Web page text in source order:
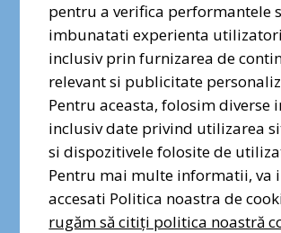
coridorului sporește valoarea
transformând-o într-una dintre cele
autentice zone de recreere și
din București
Dragi prieteni ai naturii
vocea voastră contează.
și distribuiți petiția
protecția Pădurii
Semnez pentru Pădurea
Băneasa
pentru a verifica performantele
imbunatati experienta
inclusiv prin furnizarea de
relevant si publicitate
Pentru aceasta, folosim diverse
inclusiv date privind utilizarea
si dispozitivele folosite de
Pentru mai multe informatii, va
accesati Politica noastra de
rugăm să citiți politica noastră